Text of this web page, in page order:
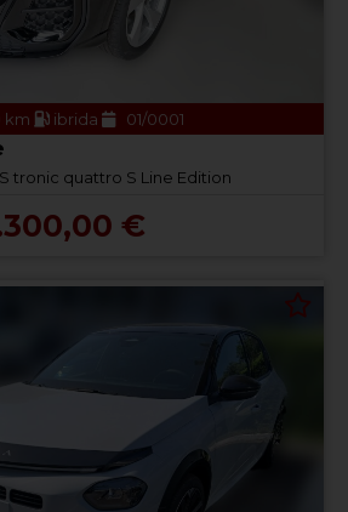
km ibrida 01/0001
tronic quattro S Line Edition
€